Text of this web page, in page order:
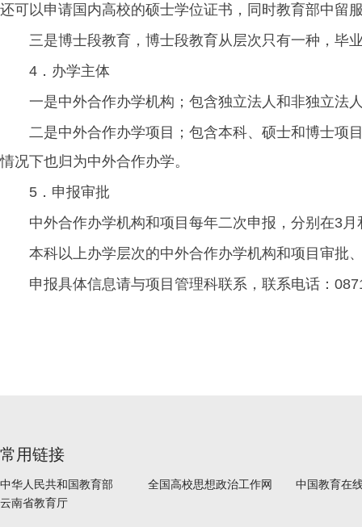
还可以申请国内高校的硕士学位证书，同时教育部中留
三是博士段教育，博士段教育从层次只有一种，毕
4．办学主体
一是中外合作办学机构；包含独立法人和非独立法
二是中外合作办学项目；包含本科、硕士和博士项
情况下也归为中外合作办学。
5．申报审批
中外合作办学机构和项目每年二次申报，分别在3
本科以上办学层次的中外合作办学机构和项目审批
申报具体信息请与项目管理科联系，联系电话：
常用链接
中华人民共和国教育部 全国高校思想政治工作网
中国教育在
云南省教育厅